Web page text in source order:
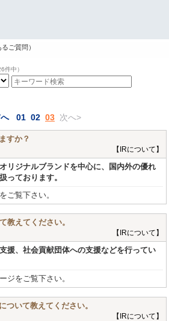
ご質問）
件中）
01 02 03 次へ>
すか？
【IRについて】
リジナルブランドを中心に、国内外の優れ
っております。
ご覧下さい。
教えてください。
【IRについて】
援、社会貢献団体への支援などを行ってい
ジをご覧下さい。
ついて教えてください。
【IRについて】